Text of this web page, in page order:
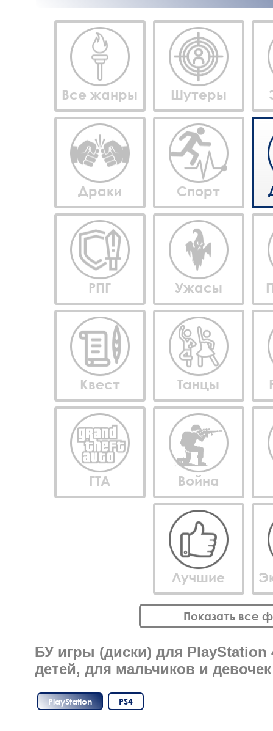
Все жанры Шутеры
Драки Спорт
РПГ Ужасы
Квест Танцы
ГТА Война
Лучшие
Показать все
БУ игры (диски) для PlayStation
детей, для мальчиков и девочек
PlayStation PS4